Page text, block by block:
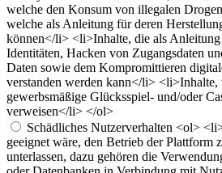
welche den Konsum von illegalen
welche als Anleitung für deren
können</li> <li>Inhalte, die als
Identitäten, Hacken von Zugangsdaten
Daten sowie dem Kompromittieren
verstanden werden kann</li>
gewerbsmäßige Glücksspiel- und/oder
verweisen</li> </ol>
Schädliches Nutzerverhalten <ol>
geeignet wäre, den Betrieb der Plattform
unterlassen, dazu gehören die